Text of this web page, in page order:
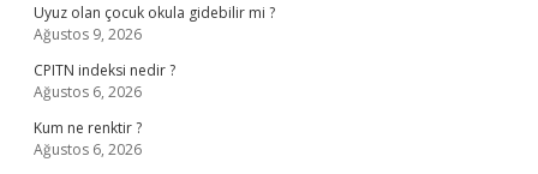
Uyuz olan çocuk okula gidebilir mi ?
Ağustos 9, 2026
CPITN indeksi nedir ?
Ağustos 6, 2026
Kum ne renktir ?
Ağustos 6, 2026